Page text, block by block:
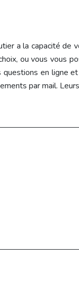
a la capacité de
ou vous vous
en ligne
par mail.